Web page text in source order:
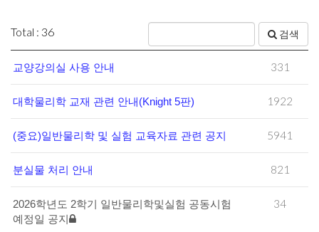
Total : 36 검색
교양강의실 사용 안내 331
대학물리학 교재 관련 안내(Knight 5판) 1922
(중요)일반물리학 및 실험 교육자료 관련 공지 5941
분실물 처리 안내 821
2026학년도 2학기 일반물리학및실험 공동시험
예정일 공지
34